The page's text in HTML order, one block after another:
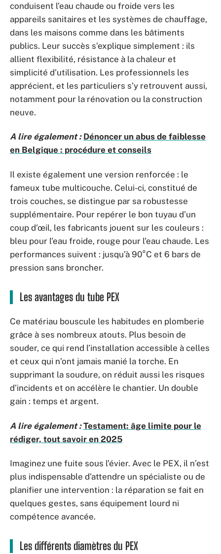
conduisent l’eau chaude ou froide vers les
appareils sanitaires et les systèmes de chauffage,
dans les maisons comme dans les bâtiments
publics. Leur succès s’explique simplement : ils
allient flexibilité, résistance à la chaleur et
simplicité d’utilisation. Les professionnels les
apprécient, et les particuliers s’y retrouvent aussi,
notamment pour la rénovation ou la construction
neuve.
A lire également : Dénoncer un abus de faiblesse
en Belgique : procédure et conseils
Il existe également une version renforcée : le
fameux tube multicouche. Celui-ci, constitué de
trois couches, se distingue par sa robustesse
supplémentaire. Pour repérer le bon tuyau d’un
coup d’œil, les fabricants jouent sur les couleurs :
bleu pour l’eau froide, rouge pour l’eau chaude. Les
performances suivent : jusqu’à 90°C et 6 bars de
pression sans broncher.
Les avantages du tube PEX
Ce matériau bouscule les habitudes en plomberie
grâce à ses nombreux atouts. Plus besoin de
souder, ce qui rend l’installation accessible à celles
et ceux qui n’ont jamais manié la torche. En
supprimant la soudure, on réduit aussi les risques
d’incidents et on accélère le chantier. Un double
gain : temps et argent.
A lire également : Testament: âge limite pour le
rédiger, tout savoir en 2025
Imaginez une fuite sous l’évier. Avec le PEX, il n’est
plus indispensable d’attendre un spécialiste ou de
planifier une intervention : la réparation se fait en
quelques gestes, sans équipement lourd ni
compétence avancée.
Les différents diamètres du PEX